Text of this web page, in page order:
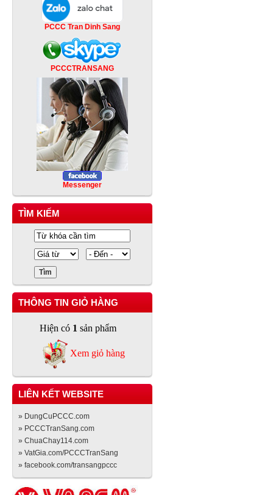
PCCC Tran Dinh Sang
PCCCTRANSANG
Messenger
TÌM KIẾM
THÔNG TIN GIỎ HÀNG
Hiện có 1 sản phẩm
Xem giỏ hàng
LIÊN KẾT WEBSITE
» DungCuPCCC.com
» PCCCTranSang.com
» ChuaChay114.com
» VatGia.com/PCCCTranSang
» facebook.com/transangpccc